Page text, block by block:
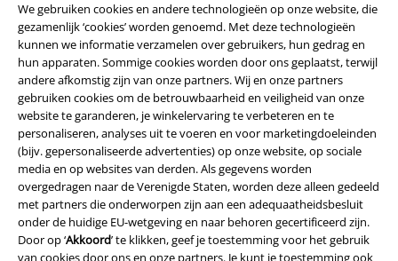
We gebruiken cookies en andere technologieën op onze website, die
gezamenlijk ‘cookies’ worden genoemd. Met deze technologieën
kunnen we informatie verzamelen over gebruikers, hun gedrag en
hun apparaten. Sommige cookies worden door ons geplaatst, terwijl
andere afkomstig zijn van onze partners. Wij en onze partners
gebruiken cookies om de betrouwbaarheid en veiligheid van onze
website te garanderen, je winkelervaring te verbeteren en te
personaliseren, analyses uit te voeren en voor marketingdoeleinden
(bijv. gepersonaliseerde advertenties) op onze website, op sociale
media en op websites van derden. Als gegevens worden
overgedragen naar de Verenigde Staten, worden deze alleen gedeeld
met partners die onderworpen zijn aan een adequaatheidsbesluit
onder de huidige EU-wetgeving en naar behoren gecertificeerd zijn.
Door op ‘Akkoord’ te klikken, geef je toestemming voor het gebruik
van cookies door ons en onze partners. Je kunt je toestemming ook
Verzending
PostNL Pickup
large app
Download gratis de nieuwe large app en profiteer van alle nieuwe
functies en voordelen!